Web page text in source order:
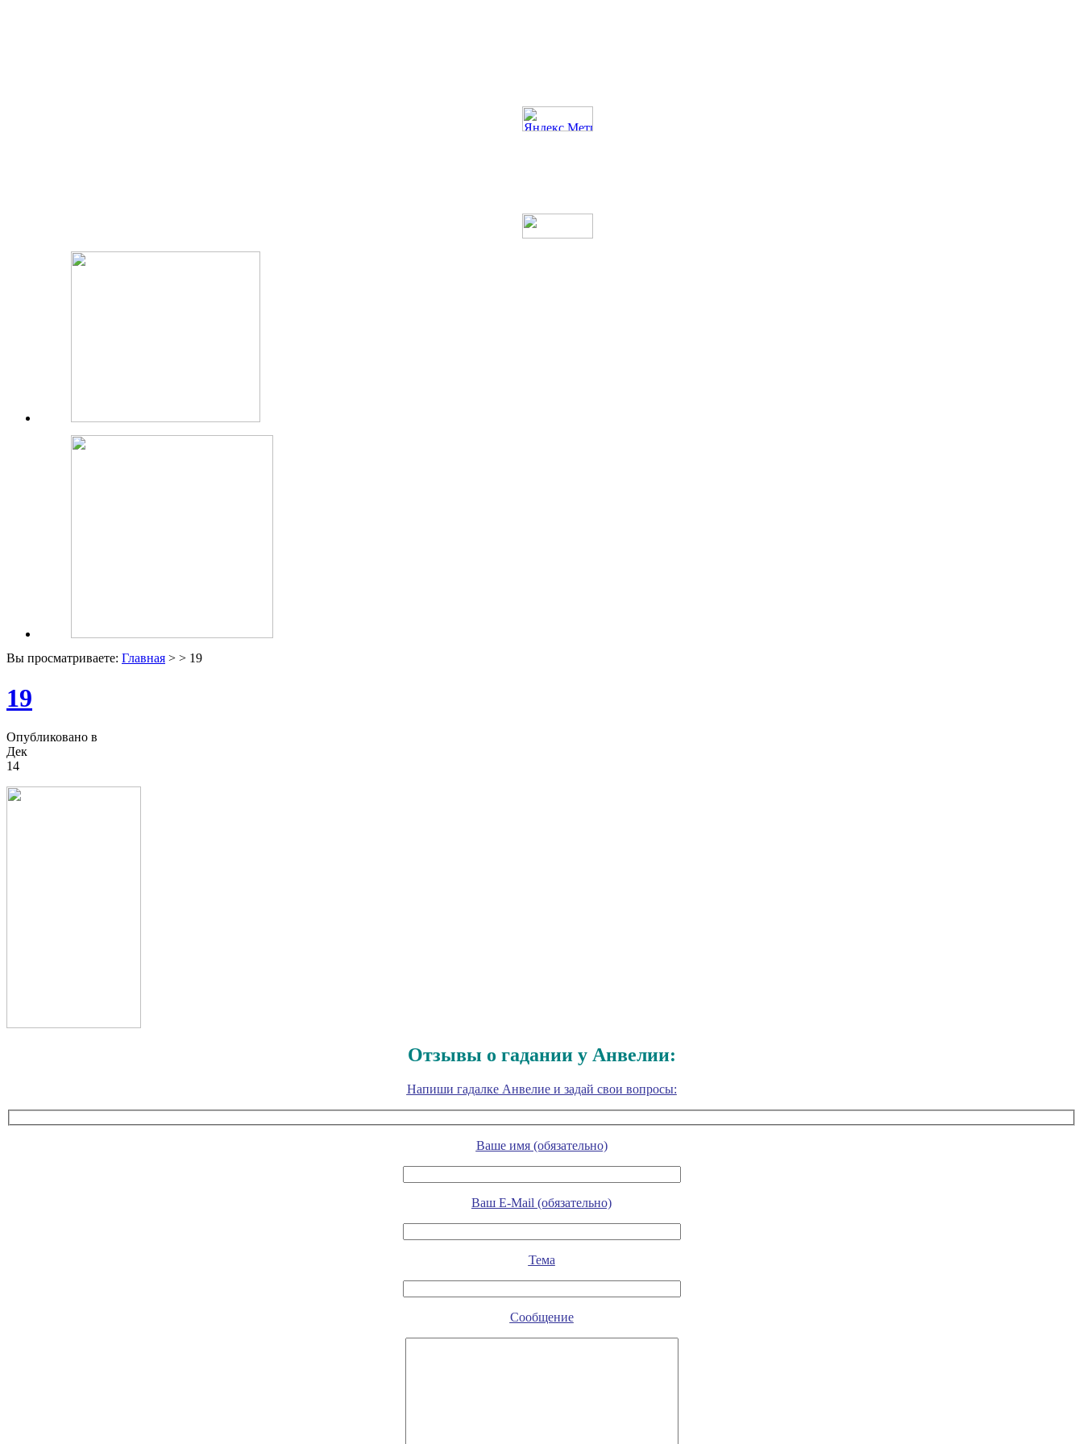
Вы просматриваете: Главная > > 19
19
Опубликовано в
Дек
14
Отзывы о гадании у Анвелии:
Напиши гадалке Анвелие и задай свои вопросы:
Ваше имя (обязательно)
Ваш E-Mail (обязательно)
Тема
Сообщение